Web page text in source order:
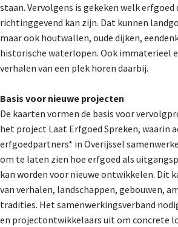
staan. Vervolgens is gekeken welk erfgoed
richtinggevend kan zijn. Dat kunnen
maar ook houtwallen, oude dijken,
historische waterlopen. Ook immaterieel
verhalen van een plek horen daarbij.
Basis voor nieuwe projecten
De kaarten vormen de basis voor
het project Laat Erfgoed Spreken, waarin
erfgoedpartners* in Overijssel
om te laten zien hoe erfgoed als
kan worden voor nieuwe ontwikkelen. Dit
van verhalen, landschappen, gebouwen,
tradities. Het samenwerkingsverband
en projectontwikkelaars uit om concrete